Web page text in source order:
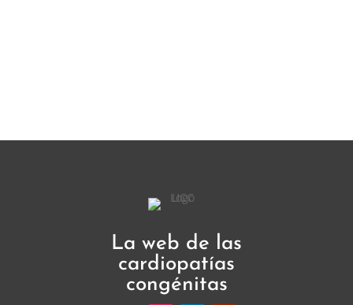
La web de las
cardiopatías
congénitas